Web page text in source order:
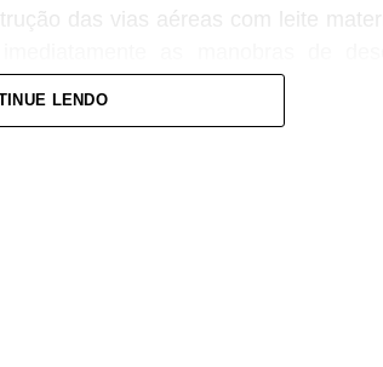
das vias aéreas com leite
LENDO